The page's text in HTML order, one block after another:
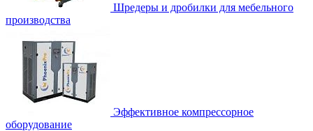
Шредеры и дробилки для мебельного
производства
Эффективное компрессорное
оборудование